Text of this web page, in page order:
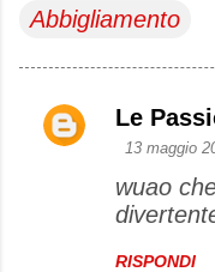
Abbigliamento
C
Le
13 maggio
wuao
RISPONDI